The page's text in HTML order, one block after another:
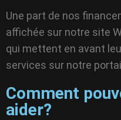
Une part de nos
affichée sur notre site
qui mettent en avant
services sur notre
Comment
aider?